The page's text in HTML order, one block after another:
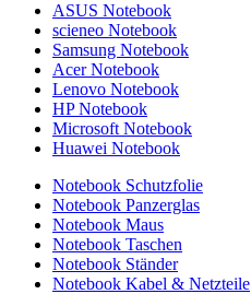
ASUS Notebook
scieneo Notebook
Samsung Notebook
Acer Notebook
Lenovo Notebook
HP Notebook
Microsoft Notebook
Huawei Notebook
Notebook Schutzfolie
Notebook Panzerglas
Notebook Maus
Notebook Taschen
Notebook Ständer
Notebook Kabel & Netzteile